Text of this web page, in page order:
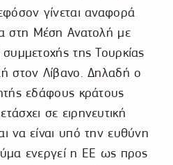
γίνεται αναφορά
Μέση Ανατολή με
της Τουρκίας
στον Λίβανο. Δηλαδή ο
εδάφους κράτους
σε ειρηνευτική
να είναι υπό την ευθύνη
ενεργεί η ΕΕ ως προς